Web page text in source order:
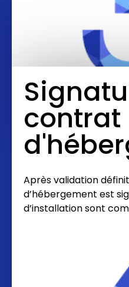
contrat
Après validation
d’hébergement est
d’installation sont